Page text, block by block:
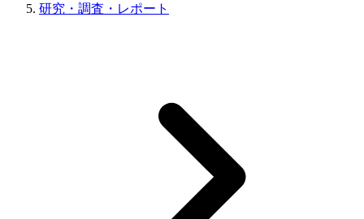
研究・調査・レポート